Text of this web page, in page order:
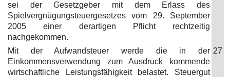
sei der Gesetzgeber mit dem Erlass des
Spielvergnügungsteuergesetzes vom 29. September
2005 einer derartigen Pflicht rechtzeitig
nachgekommen.
Mit der Aufwandsteuer werde die in der
Einkommensverwendung zum Ausdruck kommende
wirtschaftliche Leistungsfähigkeit belastet. Steuergut
27